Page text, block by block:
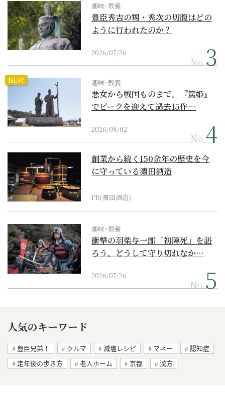
趣味･教養
豊臣秀吉の甥・秀次の切腹はどの
ように行われたのか？
2026/07/26
No.
NEW 趣味･教養
悪女から戦国ものまで。『篤姫』
でピークを迎えて過去15作…
2026/08/02
No.
創業から続く150余年の歴史を今
に守っている濵田酒造
PR(濵田酒造)
趣味･教養
衝撃の羽柴与一郎「初陣死」を語
ろう。どうして守り切れなか…
2026/07/26
No.
人気のキーワード
豊臣兄弟！ クルマ 減塩レシピ マネー
認知症
定年後の歩き方
老人ホーム 京都 漢方